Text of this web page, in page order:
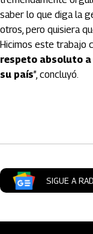
saber lo que diga la
otros, pero quisiera
Hicimos este trabajo
respeto absoluto a
su país”, concluyó.
SIGUE A